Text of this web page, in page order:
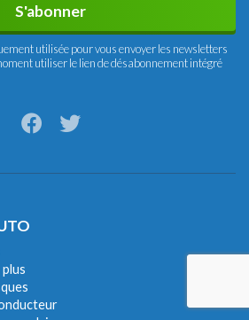
S'abonner
utilisée pour vous envoyer les newsletters
utiliser le lien de désabonnement intégré